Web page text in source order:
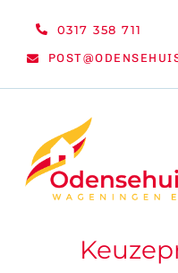
0317 358 711
WELKOM